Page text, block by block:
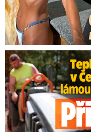
Teploty v Česku lámou